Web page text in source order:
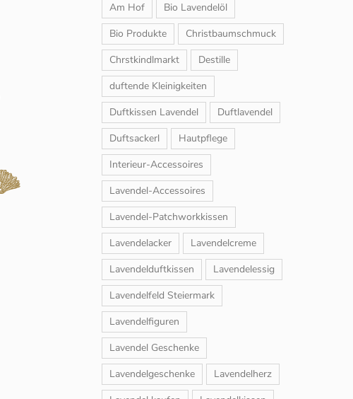
Am Hof
Bio Lavendelöl
Bio Produkte
Christbaumschmuck
Chrstkindlmarkt
Destille
duftende Kleinigkeiten
Duftkissen Lavendel
Duftlavendel
Duftsackerl
Hautpflege
Interieur-Accessoires
Lavendel-Accessoires
Lavendel-Patchworkkissen
Lavendelacker
Lavendelcreme
Lavendelduftkissen
Lavendelessig
Lavendelfeld Steiermark
Lavendelfiguren
Lavendel Geschenke
Lavendelgeschenke
Lavendelherz